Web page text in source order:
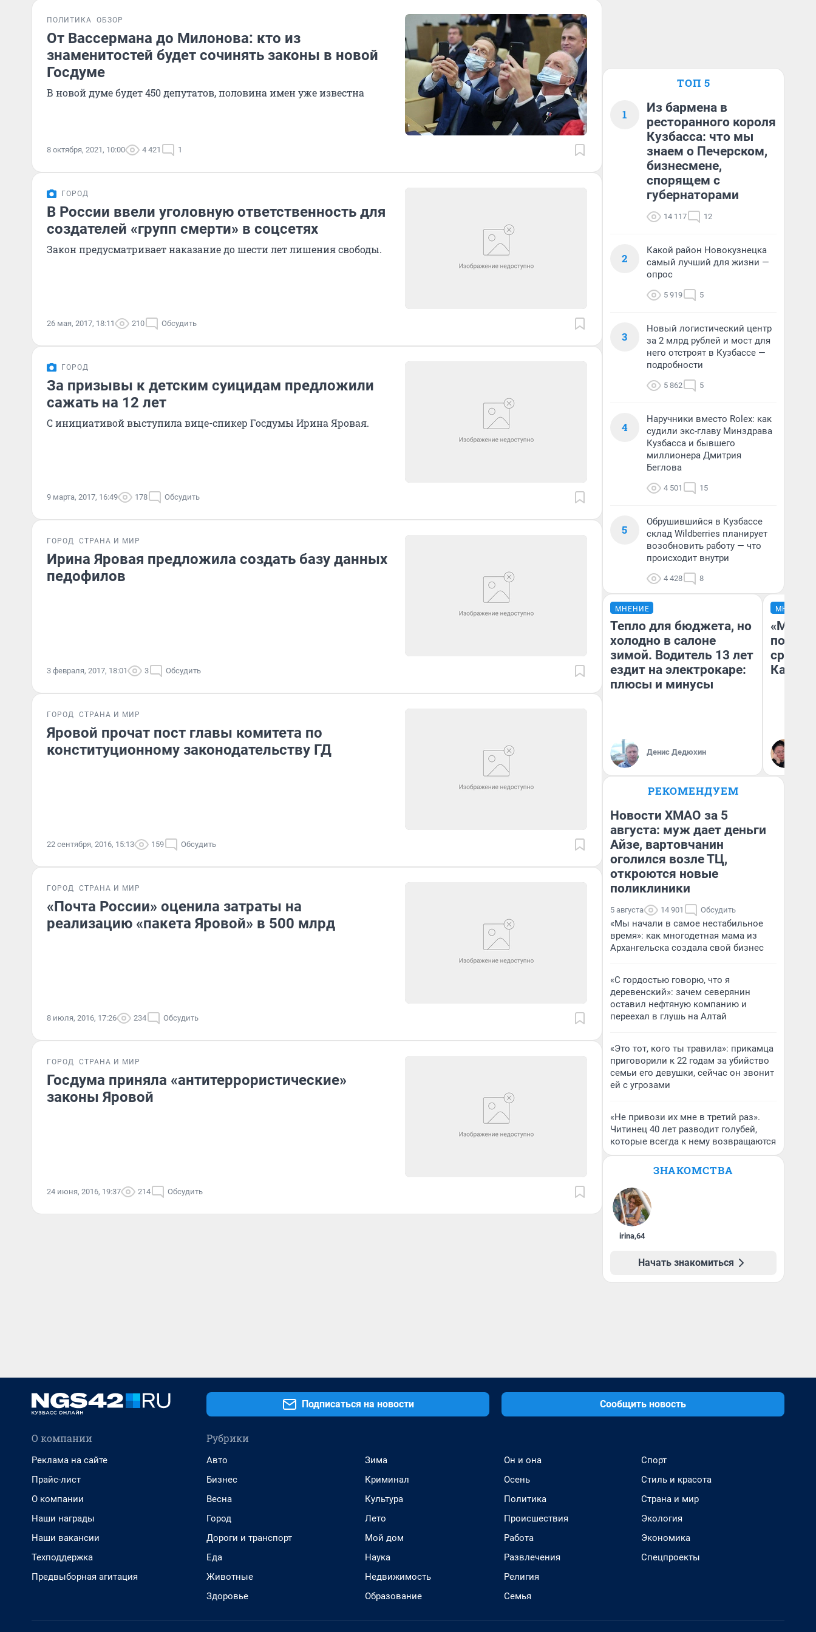
ПОЛИТИКА ОБЗОР
От Вассермана до Милонова: кто из
знаменитостей будет сочинять законы в новой
Госдуме
В новой думе будет 450 депутатов, половина имен уже известна
8 октября, 2021, 10:00 4 421 1
ГОРОД
В России ввели уголовную ответственность для
создателей «групп смерти» в соцсетях
Закон предусматривает наказание до шести лет лишения свободы.
26 мая, 2017, 18:11 210 Обсудить
ГОРОД
За призывы к детским суицидам предложили
сажать на 12 лет
С инициативой выступила вице-спикер Госдумы Ирина Яровая.
9 марта, 2017, 16:49 178 Обсудить
ГОРОД СТРАНА И МИР
Ирина Яровая предложила создать базу данных
педофилов
3 февраля, 2017, 18:01 3 Обсудить
ГОРОД СТРАНА И МИР
Яровой прочат пост главы комитета по
конституционному законодательству ГД
22 сентября, 2016, 15:13 159 Обсудить
ГОРОД СТРАНА И МИР
«Почта России» оценила затраты на
реализацию «пакета Яровой» в 500 млрд
8 июля, 2016, 17:26 234 Обсудить
ГОРОД СТРАНА И МИР
Госдума приняла «антитеррористические»
законы Яровой
24 июня, 2016, 19:37 214 Обсудить
ТОП 5
1
Из бармена в
ресторанного короля
Кузбасса: что мы
знаем о Печерском,
бизнесмене,
спорящем с
губернаторами
14 117 12
2
Какой район Новокузнецка
самый лучший для жизни —
опрос
5 919 5
3
Новый логистический центр
за 2 млрд рублей и мост для
него отстроят в Кузбассе —
подробности
5 862 5
4
Наручники вместо Rolex: как
судили экс-главу Минздрава
Кузбасса и бывшего
миллионера Дмитрия
Беглова
4 501 15
5
Обрушившийся в Кузбассе
склад Wildberries планирует
возобновить работу — что
происходит внутри
4 428 8
МНЕНИЕ
Тепло для бюджета, но
холодно в салоне
зимой. Водитель 13 лет
ездит на электрокаре:
плюсы и минусы
Денис Дедюхин
МНЕНИЕ
РЕКОМЕНДУЕМ
Новости ХМАО за 5
августа: муж дает деньги
Айзе, вартовчанин
оголился возле ТЦ,
откроются новые
поликлиники
5 августа 14 901 Обсудить
«Мы начали в самое нестабильное
время»: как многодетная мама из
Архангельска создала свой бизнес
«С гордостью говорю, что я
деревенский»: зачем северянин
оставил нефтяную компанию и
переехал в глушь на Алтай
«Это тот, кого ты травила»: прикамца
приговорили к 22 годам за убийство
семьи его девушки, сейчас он звонит
ей с угрозами
«Не привози их мне в третий раз».
Читинец 40 лет разводит голубей,
которые всегда к нему возвращаются
ЗНАКОМСТВА
irina,64
Начать знакомиться
Подписаться на новости Сообщить новость
О компании
Реклама на сайте
Прайс-лист
О компании
Наши награды
Наши вакансии
Техподдержка
Предвыборная агитация
Рубрики
Авто
Бизнес
Весна
Город
Дороги и транспорт
Еда
Животные
Здоровье
Зима
Криминал
Культура
Лето
Мой дом
Наука
Недвижимость
Образование
Он и она
Осень
Политика
Происшествия
Работа
Развлечения
Религия
Семья
Спорт
Стиль и красота
Страна и мир
Экология
Экономика
Спецпроекты